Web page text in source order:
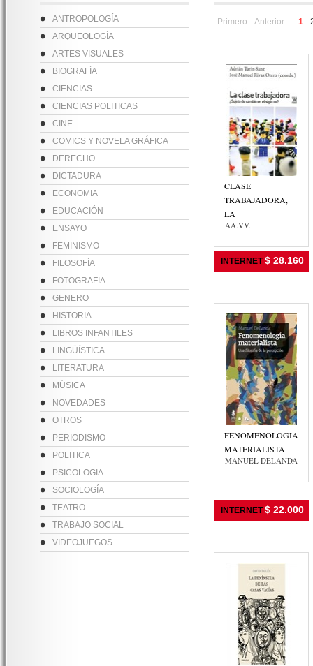
ANTROPOLOGÍA
ARQUEOLOGÍA
ARTES VISUALES
BIOGRAFÍA
CIENCIAS
CIENCIAS POLITICAS
CINE
COMICS Y NOVELA GRÁFICA
DERECHO
DICTADURA
ECONOMIA
EDUCACIÓN
ENSAYO
FEMINISMO
FILOSOFÍA
FOTOGRAFIA
GENERO
HISTORIA
LIBROS INFANTILES
LINGÜÍSTICA
LITERATURA
MÚSICA
NOVEDADES
OTROS
PERIODISMO
POLITICA
PSICOLOGIA
SOCIOLOGÍA
TEATRO
TRABAJO SOCIAL
VIDEOJUEGOS
Primero Anterior 1
CLASE
TRABAJADORA,
LA
AA.VV.
INTERNET $ 28.160
FENOMENOLOGIA
MATERIALISTA
MANUEL DELANDA
INTERNET $ 22.000